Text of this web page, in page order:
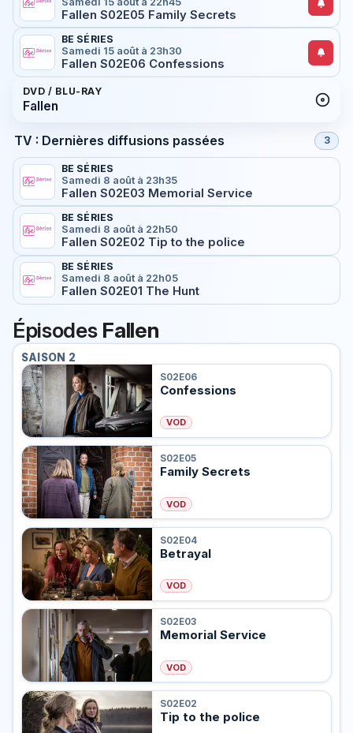
Fallen S02E05 Family Secrets
BE SÉRIES
Samedi 15 août à 23h30
Fallen S02E06 Confessions
DVD / BLU-RAY
Fallen
TV : Dernières diffusions passées 3
BE SÉRIES
Samedi 8 août à 23h35
Fallen S02E03 Memorial Service
BE SÉRIES
Samedi 8 août à 22h50
Fallen S02E02 Tip to the police
BE SÉRIES
Samedi 8 août à 22h05
Fallen S02E01 The Hunt
Épisodes Fallen
SAISON 2
S02E06
Confessions
VOD
S02E05
Family Secrets
VOD
S02E04
Betrayal
VOD
S02E03
Memorial Service
VOD
S02E02
Tip to the police